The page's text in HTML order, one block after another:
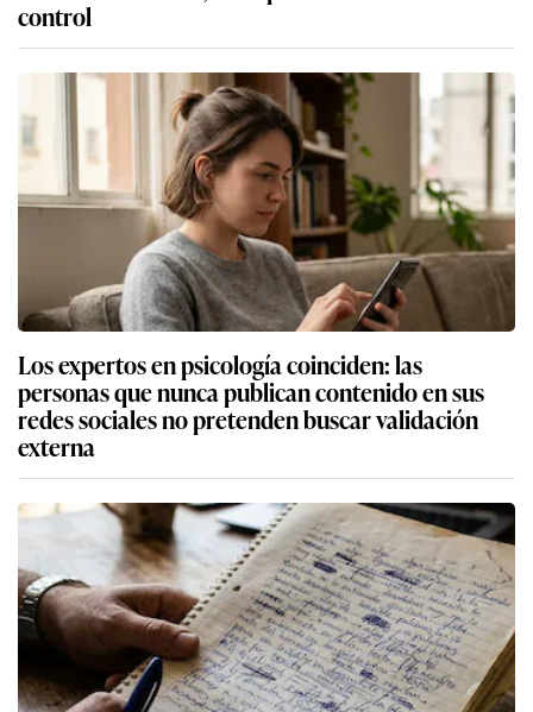
control
Los expertos en psicología coinciden: las
personas que nunca publican contenido en sus
redes sociales no pretenden buscar validación
externa